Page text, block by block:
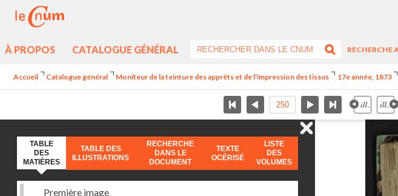
À PROPOS CATALOGUE GÉNÉRAL
RECHERCHE
Accueil Catalogue général Moniteur de la teinture des apprêts et de l'impression des tissus 17e année, 1873
TABLE
DES
MATIÈRES
TABLE DES
ILLUSTRATIONS
RECHERCHE
DANS LE
DOCUMENT
TEXTE
OCÉRISÉ
LISTE
DES
VOLUMES
Première image